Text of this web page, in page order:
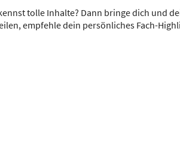
tolle Inhalte? Dann bringe dich und
empfehle dein persönliches Fach-